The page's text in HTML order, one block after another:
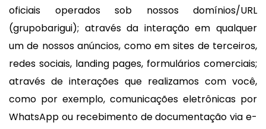
oficiais operados sob nossos domínios/URL
(grupobarigui); através da interação em qualquer
um de nossos anúncios, como em sites de terceiros,
redes sociais, landing pages, formulários comerciais;
através de interações que realizamos com você,
como por exemplo, comunicações eletrônicas por
WhatsApp ou recebimento de documentação via e-